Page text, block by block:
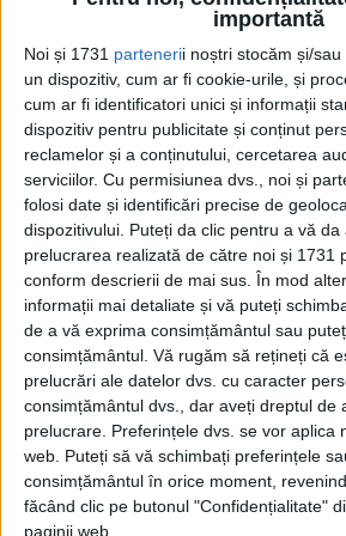
importantă
Noi și 1731 partenerii noștri stocăm și/
un dispozitiv, cum ar fi cookie-urile, și
cum ar fi identificatori unici și informații
dispozitiv pentru publicitate și conținut
reclamelor și a conținutului, cercetarea
serviciilor. Cu permisiunea dvs., noi și
folosi date și identificări precise de
dispozitivului. Puteți da clic pentru a vă
prelucrarea realizată de către noi și 1731
conform descrierii de mai sus. În mod
informații mai detaliate și vă puteți
de a vă exprima consimțământul sau
consimțământul. Vă rugăm să rețineți că
prelucrări ale datelor dvs. cu caracter
consimțământul dvs., dar aveți dreptul de
prelucrare. Preferințele dvs. se vor aplica
web. Puteți să vă schimbați preferințele
consimțământul în orice moment,
făcând clic pe butonul "Confidențialitate"
paginii web.
Mascarenhas acostează pe o
Cea mai mare revistă de istorie din
Media KIT
PORTOFOLIU
Capital
Evenimentul Zilei